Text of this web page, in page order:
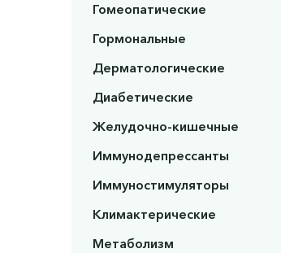
Гомеопатические
Гормональные
Дерматологические
Диабетические
Желудочно-кишечные
Иммунодепрессанты
Иммуностимуляторы
Климактерические
Метаболизм